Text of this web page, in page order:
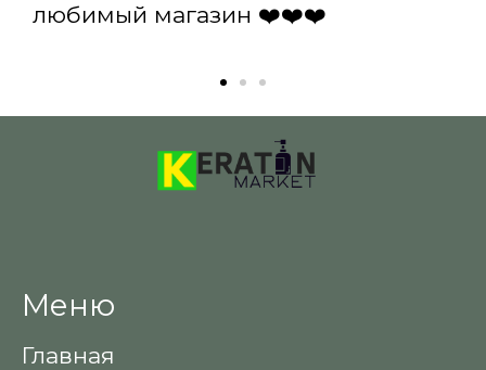
любимый магазин ❤️❤️❤️
Меню
Главная